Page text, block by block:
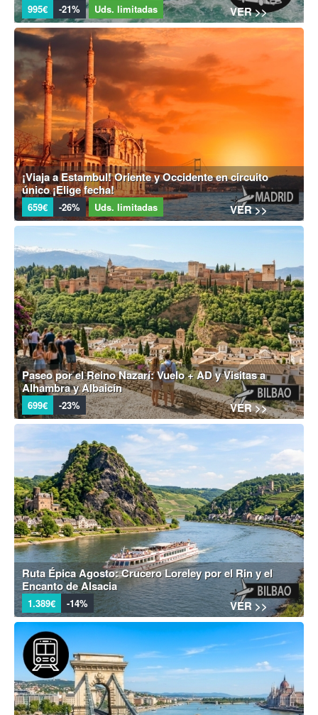
995€ -21% Uds. limitadas VER >>
¡Viaja a Estambul! Oriente y Occidente en circuito
único ¡Elige fecha!
659€ -26% Uds. limitadas VER >>
Paseo por el Reino Nazarí: Vuelo + AD y Visitas a
Alhambra y Albaicín
699€ -23% VER >>
Ruta Épica Agosto: Crucero Loreley por el Rin y el
Encanto de Alsacia
1.389€ -14% VER >>